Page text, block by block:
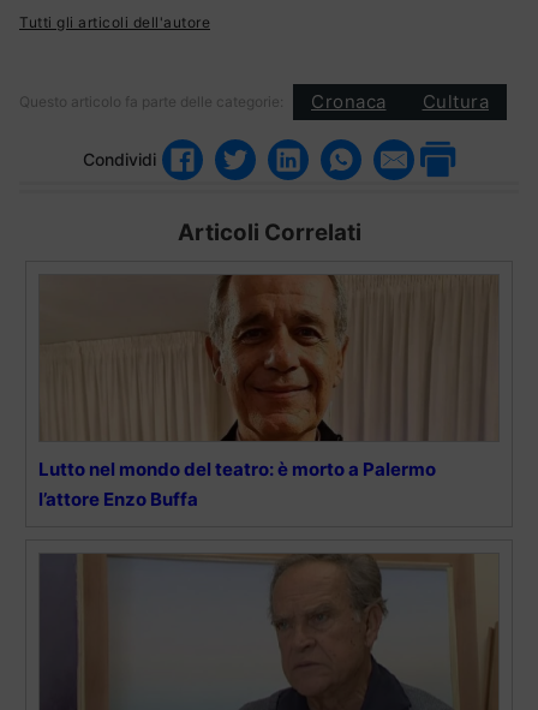
Tutti gli articoli dell'autore
Questo articolo fa parte delle categorie: Cronaca Cultura
Condividi
Articoli Correlati
Lutto nel mondo del teatro: è morto a Palermo
l’attore Enzo Buffa